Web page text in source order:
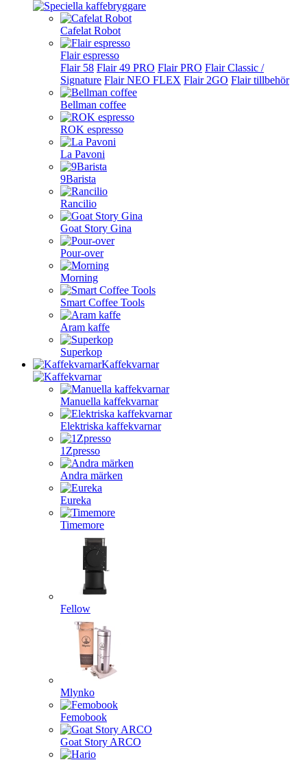
Cafelat Robot
Flair espresso
Flair 58 Flair 49 PRO Flair PRO Flair Classic /
Signature Flair NEO FLEX Flair 2GO Flair tillbehör
Bellman coffee
ROK espresso
La Pavoni
9Barista
Rancilio
Goat Story Gina
Pour-over
Morning
Smart Coffee Tools
Aram kaffe
Superkop
Kaffekvarnar
Manuella kaffekvarnar
Elektriska kaffekvarnar
1Zpresso
Andra märken
Eureka
Timemore
Fellow
Mlynko
Femobook
Goat Story ARCO